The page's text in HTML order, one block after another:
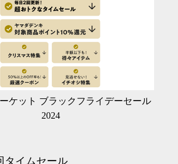
ケット ブラックフライデーセール
2024
タイムセール